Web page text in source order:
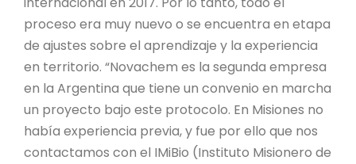
proceso era muy nuevo o se encuentra en etapa
de ajustes sobre el aprendizaje y la experiencia
en territorio. “Novachem es la segunda empresa
en la Argentina que tiene un convenio en marcha
un proyecto bajo este protocolo. En Misiones no
había experiencia previa, y fue por ello que nos
contactamos con el IMiBio (Instituto Misionero de